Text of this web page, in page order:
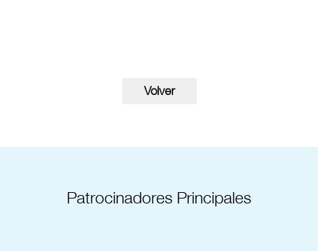
Patrocinadores Principales